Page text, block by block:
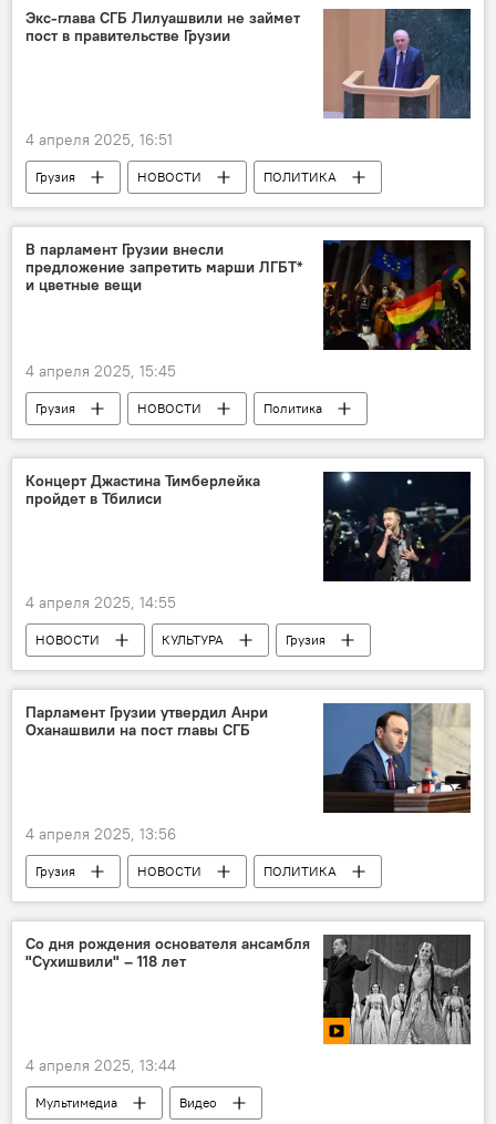
Экс-глава СГБ Лилуашвили не займет
пост в правительстве Грузии
4 апреля 2025, 16:51
Грузия НОВОСТИ
ПОЛИТИКА
Кахабер Гуледани
Ираклий Кобахидзе
Григол Лилуашвили
Правительство Грузии
В парламент Грузии внесли
предложение запретить марши ЛГБТ*
и цветные вещи
4 апреля 2025, 15:45
Грузия НОВОСТИ
Политика
Шалва Папуашвили
ЛГБТ
Концерт Джастина Тимберлейка
пройдет в Тбилиси
4 апреля 2025, 14:55
НОВОСТИ КУЛЬТУРА
Грузия
Динамо арена
Black Sea Arena
Парламент Грузии утвердил Анри
Оханашвили на пост главы СГБ
4 апреля 2025, 13:56
Грузия НОВОСТИ
ПОЛИТИКА
Германия
Анри Оханашвили СГБ
Со дня рождения основателя ансамбля
"Сухишвили" – 118 лет
4 апреля 2025, 13:44
Мультимедиа
Видео